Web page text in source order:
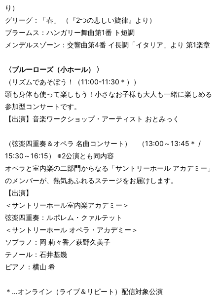
り）
グリーグ：「春」 （『2つの悲しい旋律』より）
ブラームス：ハンガリー舞曲第1番 ト短調
メンデルスゾーン：交響曲第4番 イ長調「イタリア」より 第1楽章
〈ブルーローズ（小ホール） 〉
（リズムであそぼう！（11:00-11:30＊））
頭も身体も使って楽しもう！小さなお子様も大人も一緒に楽しめる
参加型コンサートです。
【出演】音楽ワークショップ・アーティスト おとみっく
（弦楽四重奏＆オペラ 名曲コンサート） （13:00～13:45＊ /
15:30～16:15） ※2公演とも同内容
オペラと室内楽の二部門からなる「サントリーホール アカデミー」
のメンバーが、熱気あふれるステージをお届けします。
【出演】
＜サントリーホール室内楽アカデミー＞
弦楽四重奏：ルポレム・クァルテット
＜サントリーホール オペラ・アカデミー＞
ソプラノ：岡 莉々香／萩野久美子
テノール：石井基幾
ピアノ：横山 希
＊…オンライン（ライブ＆リピート）配信対象公演